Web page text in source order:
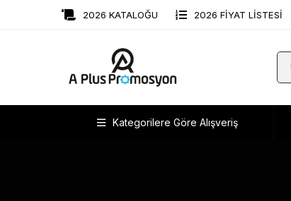
2026 KATALOĞU 2026 FİYAT LİSTESİ
Kategorilere Göre Alışveriş